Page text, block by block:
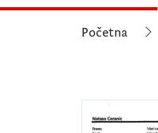
Početna